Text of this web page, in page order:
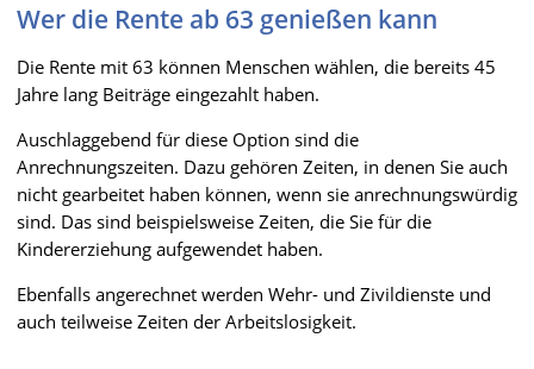
Wer die Rente ab 63 genießen kann
Die Rente mit 63 können Menschen wählen, die bereits 45
Jahre lang Beiträge eingezahlt haben.
Auschlaggebend für diese Option sind die
Anrechnungszeiten. Dazu gehören Zeiten, in denen Sie auch
nicht gearbeitet haben können, wenn sie anrechnungswürdig
sind. Das sind beispielsweise Zeiten, die Sie für die
Kindererziehung aufgewendet haben.
Ebenfalls angerechnet werden Wehr- und Zivildienste und
auch teilweise Zeiten der Arbeitslosigkeit.